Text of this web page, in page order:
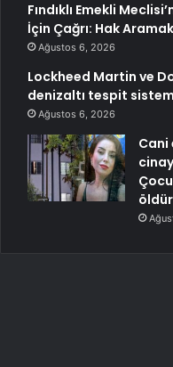
Fındıklı Emekli
İçin Çağrı: Hak
Ağustos 6, 2026
Lockheed Martin ve
denizaltı tespit
Ağustos 6, 2026
Cani